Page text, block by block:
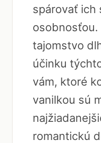
spárovať ich
osobnosťou.
tajomstvo
účinku
vám, ktoré
vanilkou sú
romantickú